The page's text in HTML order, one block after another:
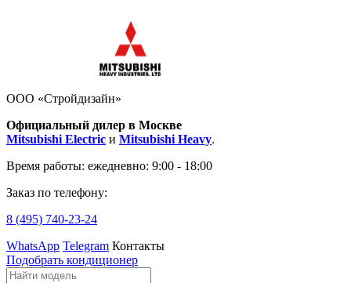
ООО «Стройдизайн»
Официальный дилер в Москве
Mitsubishi Electric и Mitsubishi Heavy.
Время работы: ежедневно: 9:00 - 18:00
Заказ по телефону:
8 (495) 740-23-24
WhatsApp Telegram Контакты
Подобрать кондиционер